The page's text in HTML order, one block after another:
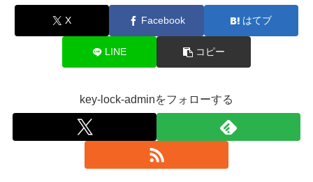
X Facebook はてブ
LINE コピー
key-lock-adminをフォローする